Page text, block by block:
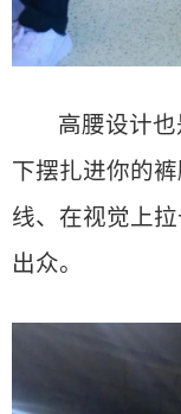
高腰设计
下摆扎进你的
线、在视觉上
出众。